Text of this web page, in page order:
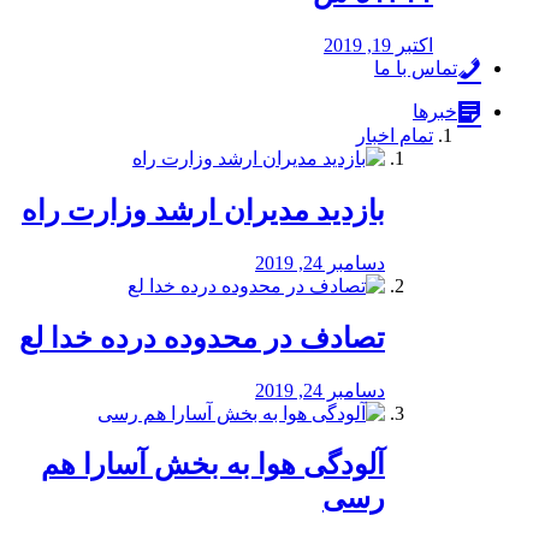
اکتبر 19, 2019
تماس با ما
خبرها
تمام اخبار
بازدید مدیران ارشد وزارت راه
دسامبر 24, 2019
تصادف در محدوده درده خدا لع
دسامبر 24, 2019
آلودگی هوا به بخش آسارا هم
رسی